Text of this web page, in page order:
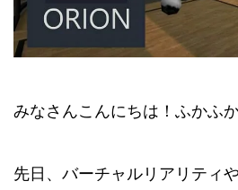
みなさんこんにちは！ふかふか
先日、バーチャルリアリティ